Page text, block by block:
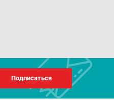
Подписаться